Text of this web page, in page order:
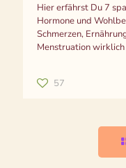
Hier erfährst Du 7
Hormone und
Schmerzen,
Menstruation
57